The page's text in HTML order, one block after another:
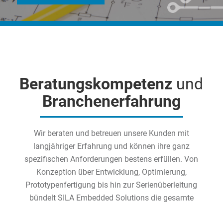
Beratungskompetenz und
Branchenerfahrung
Wir beraten und betreuen unsere Kunden mit
langjähriger Erfahrung und können ihre ganz
spezifischen Anforderungen bestens erfüllen. Von
Konzeption über Entwicklung, Optimierung,
Prototypenfertigung bis hin zur Serienüberleitung
bündelt SILA Embedded Solutions die gesamte